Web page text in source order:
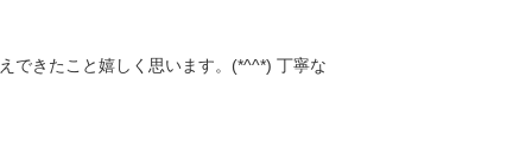
できたこと嬉しく思います。(*^^*) 丁寧な